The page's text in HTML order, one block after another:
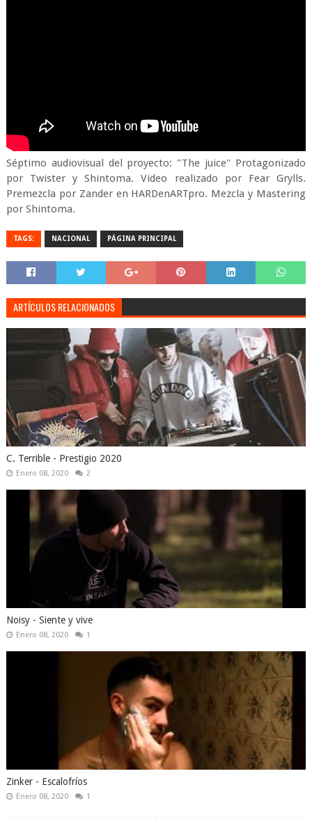
Séptimo audiovisual del proyecto: ''The juice'' Protagonizado
por Twister y Shintoma. Video realizado por Fear Grylls.
Premezcla por Zander en HARDenARTpro. Mezcla y Mastering
por Shintoma.
TAGS: NACIONAL PÁGINA PRINCIPAL
ARTÍCULOS RELACIONADOS
C. Terrible - Prestigio 2020
Enero 08, 2020 2
Noisy - Siente y vive
Enero 08, 2020 1
Zinker - Escalofríos
Enero 08, 2020 1